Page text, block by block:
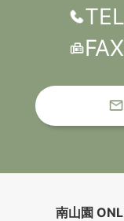
南山園